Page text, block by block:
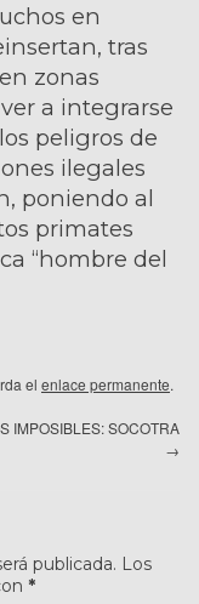
en
tras
zonas
a integrarse
peligros de
ilegales
poniendo al
primates
“hombre del
el enlace permanente.
IMPOSIBLES: SOCOTRA
→
publicada. Los
*